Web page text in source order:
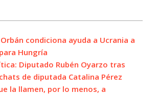
Orbán condiciona ayuda a Ucrania a
Hungría
Diputado Rubén Oyarzo tras
de diputada Catalina Pérez
la llamen, por lo menos, a